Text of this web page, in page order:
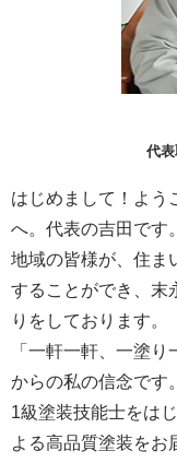
代
はじめまして！よう
へ。代表の吉田です。
地域の皆様が、住ま
することができ、末
りをしております。
「一軒一軒、一塗
からの私の信念です。
1級塗装技能士をは
よる高品質塗装をお